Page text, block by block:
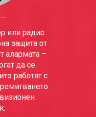
или радио
защита от
алармата –
да се
работят с